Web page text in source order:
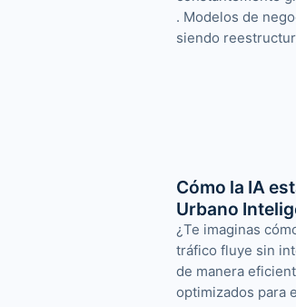
. Modelos de
siendo
Cómo la IA
Urbano
¿Te imaginas
tráfico fluye sin
de manera
optimizados para